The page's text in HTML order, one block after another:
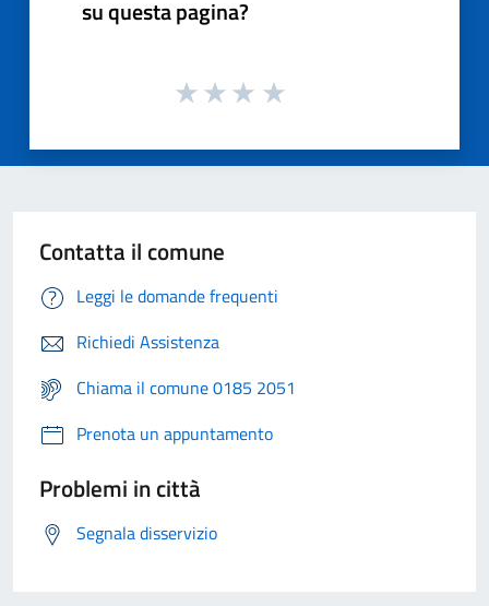
su questa pagina?
Contatta il comune
Leggi le domande frequenti
Richiedi Assistenza
Chiama il comune 0185 2051
Prenota un appuntamento
Problemi in città
Segnala disservizio